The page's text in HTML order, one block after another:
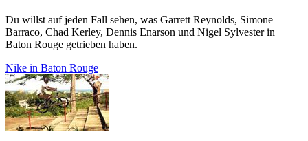
Du willst auf jeden Fall sehen, was Garrett Reynolds, Simone
Barraco, Chad Kerley, Dennis Enarson und Nigel Sylvester in
Baton Rouge getrieben haben.
Nike in Baton Rouge